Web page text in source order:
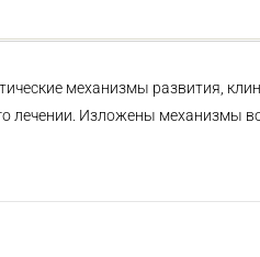
механизмы развития,
лечении. Изложены механизмы